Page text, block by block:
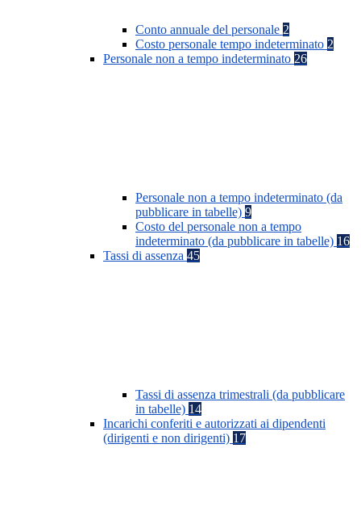
Conto annuale del personale 2
Costo personale tempo indeterminato 2
Personale non a tempo indeterminato 26
Personale non a tempo indeterminato (da
pubblicare in tabelle) 9
Costo del personale non a tempo
indeterminato (da pubblicare in tabelle) 16
Tassi di assenza 45
Tassi di assenza trimestrali (da pubblicare
in tabelle) 14
Incarichi conferiti e autorizzati ai dipendenti
(dirigenti e non dirigenti) 17